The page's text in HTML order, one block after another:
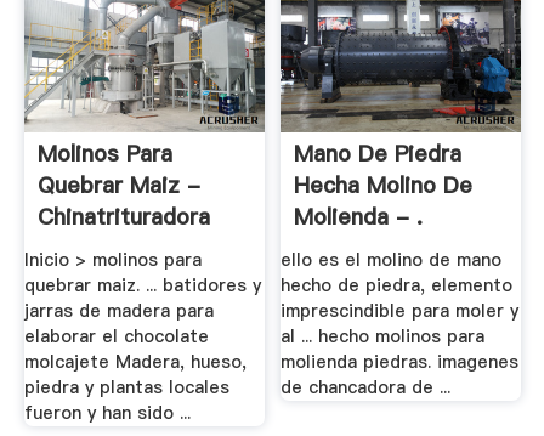
Molinos Para
Quebrar Maiz -
Chinatrituradora
Inicio > molinos para
quebrar maiz. ... batidores y
jarras de madera para
elaborar el chocolate
molcajete Madera, hueso,
piedra y plantas locales
fueron y han sido ...
Mano De Piedra
Hecha Molino De
Molienda - .
ello es el molino de mano
hecho de piedra, elemento
imprescindible para moler y
al ... hecho molinos para
molienda piedras. imagenes
de chancadora de ...